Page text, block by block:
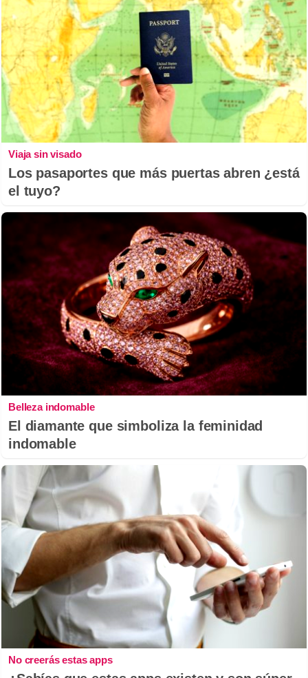
Viaja sin visado
Los pasaportes que más puertas abren ¿está
el tuyo?
Belleza indomable
El diamante que simboliza la feminidad
indomable
No creerás estas apps